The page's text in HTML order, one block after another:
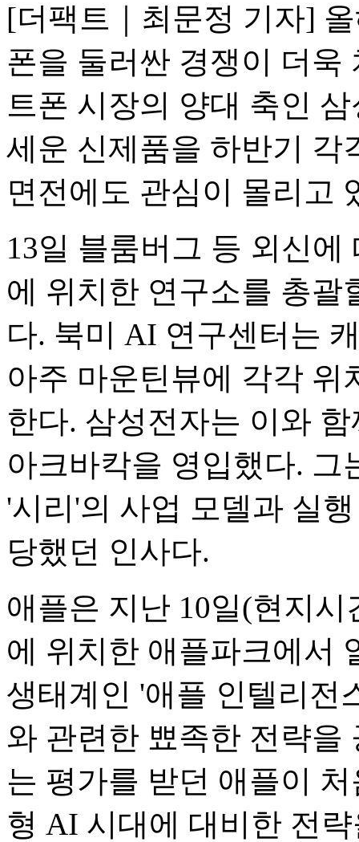
[더팩트｜최문정 기자]
폰을 둘러싼 경쟁이 더욱
트폰 시장의 양대 축인
세운 신제품을 하반기 각
면전에도 관심이 몰리고
13일 블룸버그 등 외신
에 위치한 연구소를 총
다. 북미 AI 연구센터는
아주 마운틴뷰에 각각
한다. 삼성전자는 이와
아크바칵을 영입했다.
'시리'의 사업 모델과 실
당했던 인사다.
애플은 지난 10일(현지
에 위치한 애플파크에서
생태계인 '애플 인텔리전
와 관련한 뾰족한 전략
는 평가를 받던 애플이
형 AI 시대에 대비한 전